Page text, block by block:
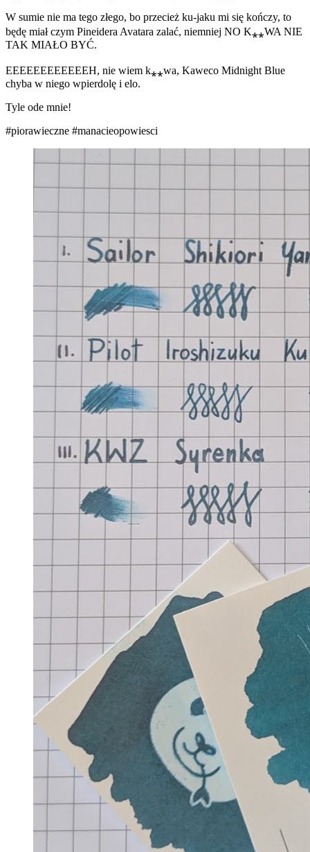
W sumie nie ma tego złego, bo przecież ku-jaku mi się kończy, to
będę miał czym Pineidera Avatara zalać, niemniej NO K⁎⁎WA NIE
TAK MIAŁO BYĆ.
EEEEEEEEEEEEH, nie wiem k⁎⁎wa, Kaweco Midnight Blue
chyba w niego wpierdolę i elo.
Tyle ode mnie!
#piorawieczne #manacieopowiesci